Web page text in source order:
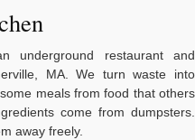
underground restaurant and
MA. We turn waste into
meals from food that others
come from dumpsters.
away freely.